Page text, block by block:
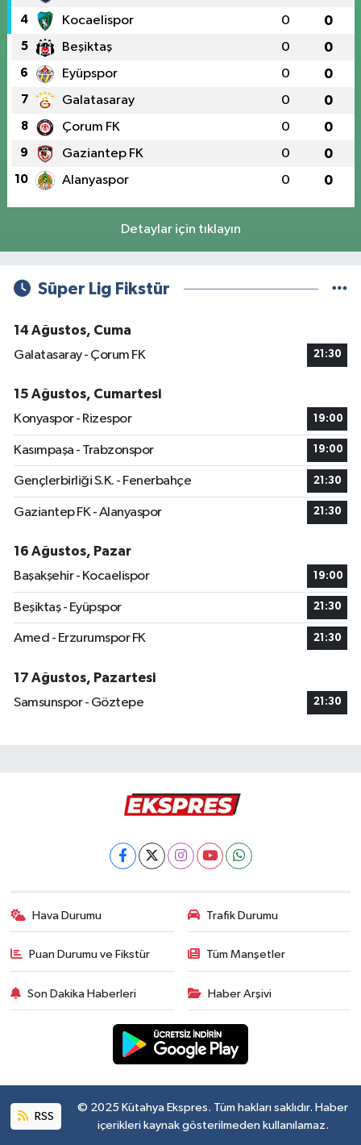
4 Kocaelispor 0 0
5 Beşiktaş 0 0
6 Eyüpspor 0 0
7 Galatasaray 0 0
8 Çorum FK 0 0
9 Gaziantep FK 0 0
10 Alanyaspor 0 0
Detaylar için tıklayın
Süper Lig Fikstür
14 Ağustos, Cuma
Galatasaray - Çorum FK
21:30
15 Ağustos, Cumartesi
Konyaspor - Rizespor
19:00
Kasımpaşa - Trabzonspor 19:00
Gençlerbirliği S.K. - Fenerbahçe 21:30
Gaziantep FK - Alanyaspor 21:30
16 Ağustos, Pazar
Başakşehir - Kocaelispor
19:00
Beşiktaş - Eyüpspor 21:30
Amed - Erzurumspor FK 21:30
17 Ağustos, Pazartesi
Samsunspor - Göztepe
21:30
Hava Durumu Trafik Durumu
Puan Durumu ve Fikstür Tüm Manşetler
Son Dakika Haberleri Haber Arşivi
RSS
© 2025 Kütahya Ekspres. Tüm hakları saklıdır. Haber
içerikleri kaynak gösterilmeden kullanılamaz.